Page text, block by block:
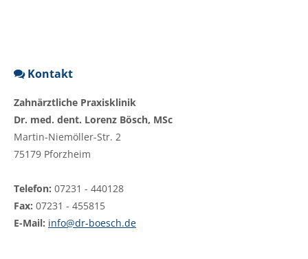
Kontakt
Zahnärztliche Praxisklinik
Dr. med. dent. Lorenz Bösch, MSc
Martin-Niemöller-Str. 2
75179 Pforzheim
Telefon: 07231 - 440128
Fax: 07231 - 455815
E-Mail: info@dr-boesch.de